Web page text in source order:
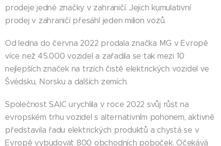
prodeje jedné značky v zahraničí. Jejich kumulativní
prodej v zahraničí přesáhl jeden milion vozů.
Od ledna do června 2022 prodala značka MG v Evropě
více než 45.000 vozidel a zařadila se tak mezi 10
nejlepších značek na trzích čistě elektrických vozidel ve
Švédsku, Norsku a dalších zemích.
Společnost SAIC urychlila v roce 2022 svůj růst na
evropském trhu vozidel s alternativním pohonem, aktivně
představila řadu elektrických produktů a chystá se v
Evropě vybudovat 800 obchodních poboček. Očekává